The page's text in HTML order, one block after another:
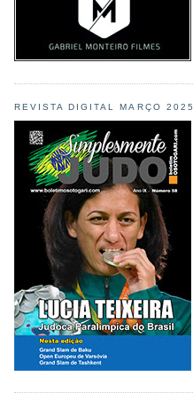
REVISTA DIGITAL MARÇO 2025